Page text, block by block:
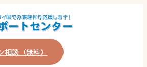
相談（無料）